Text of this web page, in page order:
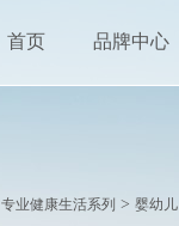
首页 品牌中心
专业健康生活系列 > 婴幼儿